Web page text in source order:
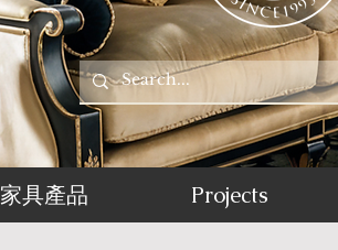
家具產品 Projects